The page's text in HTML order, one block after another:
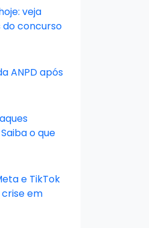
veja
do concurso
ANPD após
o que
e TikTok
em